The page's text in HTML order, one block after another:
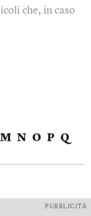
che, in caso
M N O P Q
PUBBLICITÀ